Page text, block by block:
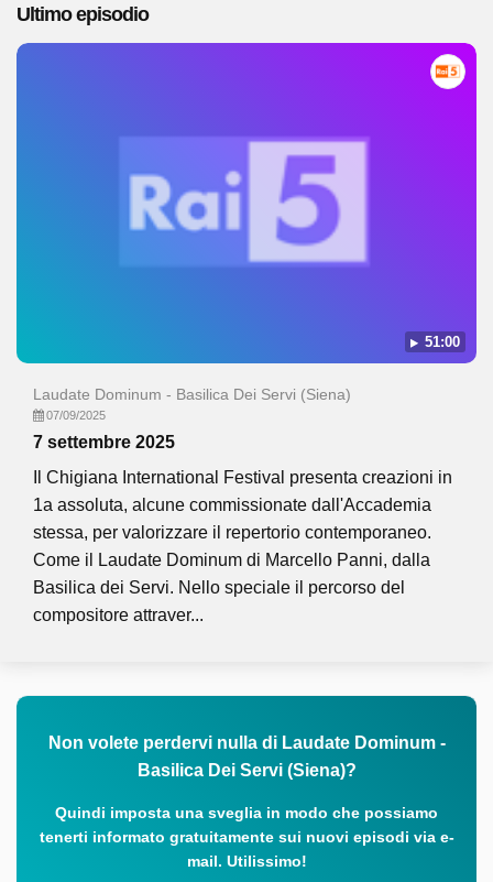
Ultimo episodio
51:00
Laudate Dominum - Basilica Dei Servi (Siena)
07/09/2025
7 settembre 2025
Il Chigiana International Festival presenta creazioni in
1a assoluta, alcune commissionate dall'Accademia
stessa, per valorizzare il repertorio contemporaneo.
Come il Laudate Dominum di Marcello Panni, dalla
Basilica dei Servi. Nello speciale il percorso del
compositore attraver...
Non volete perdervi nulla di Laudate Dominum -
Basilica Dei Servi (Siena)?
Quindi imposta una sveglia in modo che possiamo
tenerti informato gratuitamente sui nuovi episodi via e-
mail. Utilissimo!